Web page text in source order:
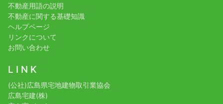
不動産用語の説明
不動産に関する基礎知識
ヘルプページ
リンクについて
お問い合わせ
L I N K
(公社)広島県宅地建物取引業協会
広島宅建(株)